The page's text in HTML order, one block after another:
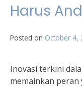
Harus
Posted on October 4,
Inovasi terkini
memainkan